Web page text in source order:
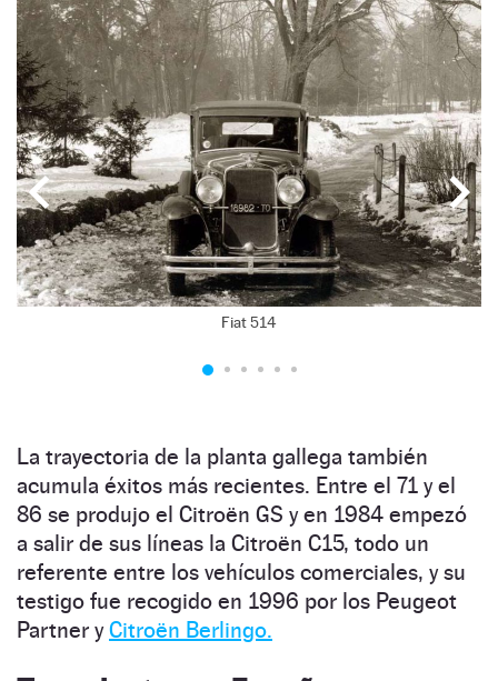
Fiat 514
La trayectoria de la planta gallega también
acumula éxitos más recientes. Entre el 71 y el
86 se produjo el Citroën GS y en 1984 empezó
a salir de sus líneas la Citroën C15, todo un
referente entre los vehículos comerciales, y su
testigo fue recogido en 1996 por los Peugeot
Partner yCitroën Berlingo.